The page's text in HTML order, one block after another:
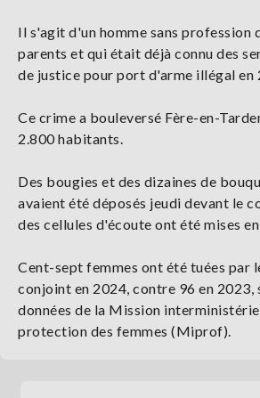
Il s'agit d'un homme sans profession
parents et qui était déjà connu des
de justice pour port d'arme illégal en
Ce crime a bouleversé Fère-en-
2.800 habitants.
Des bougies et des dizaines de
avaient été déposés jeudi devant le
des cellules d'écoute ont été mises
Cent-sept femmes ont été tuées par
conjoint en 2024, contre 96 en 2023,
données de la Mission
protection des femmes (Miprof).